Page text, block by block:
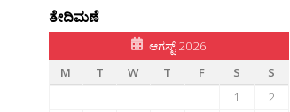
ತೇದಿಮಣೆ
ಆಗಸ್ಟ್ 2026
M
T W T F S
S
1
2